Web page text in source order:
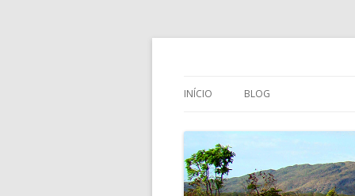
Projeto Foto
INÍCIO BLOG